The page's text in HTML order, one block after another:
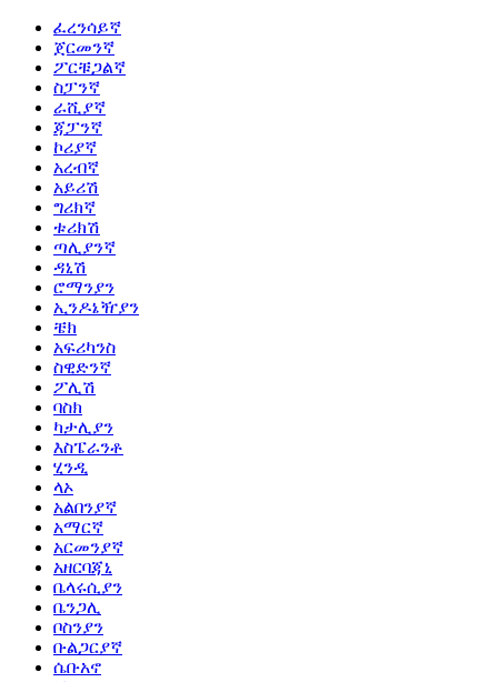
ፈረንሳይኛ
ጀርመንኛ
ፖርቹጋልኛ
ስፓንኛ
ራሺያኛ
ጃፓንኛ
ኮሪያኛ
አረብኛ
አይሪሽ
ግሪክኛ
ቱሪክሽ
ጣሊያንኛ
ዳኒሽ
ሮማንያን
ኢንዶኔዥያን
ቼክ
አፍሪካንስ
ስዊድንኛ
ፖሊሽ
ባስክ
ካታሊያን
እስፔራንቶ
ሂንዲ
ላኦ
አልበንያኛ
አማርኛ
አርመንያኛ
አዘርባጃኒ
ቤላሩሲያን
ቤንጋሊ
ቦስንያን
ቡልጋርያኛ
ሴቡአኖ